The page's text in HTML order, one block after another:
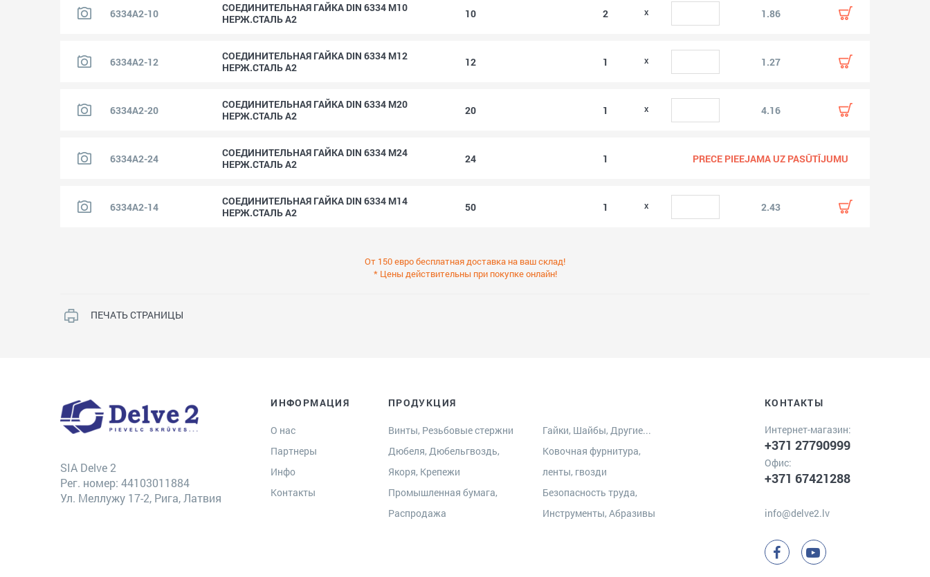
6334A2-10
СОЕДИНИТЕЛЬНАЯ ГАЙКА DIN 6334 M10
НЕРЖ.СТАЛЬ A2
10 2 1.86
6334A2-12
СОЕДИНИТЕЛЬНАЯ ГАЙКА DIN 6334 M12
НЕРЖ.СТАЛЬ A2
12 1 1.27
6334A2-20
СОЕДИНИТЕЛЬНАЯ ГАЙКА DIN 6334 M20
НЕРЖ.СТАЛЬ A2
20 1 4.16
6334A2-24
СОЕДИНИТЕЛЬНАЯ ГАЙКА DIN 6334 M24
НЕРЖ.СТАЛЬ A2
24 1 PRECE PIEEJAMA UZ PASŪTĪJUMU
6334A2-14
СОЕДИНИТЕЛЬНАЯ ГАЙКА DIN 6334 M14
НЕРЖ.СТАЛЬ A2
50 1 2.43
От 150 евро бесплатная доставка на ваш склад!
* Цены действительны при покупке онлайн!
ПЕЧАТЬ СТРАНИЦЫ
SIA Delve 2
Рег. номер: 44103011884
Ул. Меллужу 17-2, Рига, Латвия
ИНФОРМАЦИЯ
О нас
Партнеры
Инфо
Контакты
ПРОДУКЦИЯ
Винты, Резьбовые стержни
Гайки, Шайбы, Другие...
Дюбеля, Дюбельгвоздь,
Якоря, Крепежи
Ковочная фурнитура,
ленты, гвозди
Промышленная бумага,
Распродажа
Безопасность труда,
Инструменты, Абразивы
КОНТАКТЫ
Интернет-магазин:
+371 27790999
Офис:
+371 67421288
info@delve2.lv